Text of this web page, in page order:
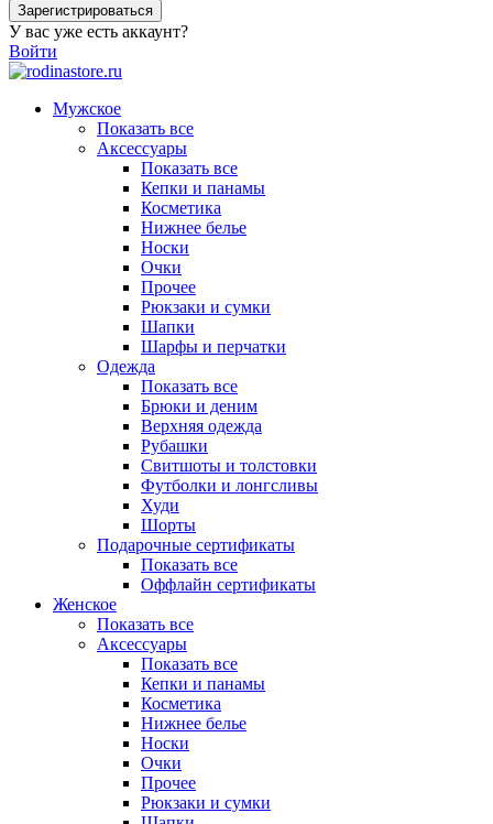
Зарегистрироваться
У вас уже есть аккаунт?
Войти
Мужское
Показать все
Аксессуары
Показать все
Кепки и панамы
Косметика
Нижнее белье
Носки
Очки
Прочее
Рюкзаки и сумки
Шапки
Шарфы и перчатки
Одежда
Показать все
Брюки и деним
Верхняя одежда
Рубашки
Свитшоты и толстовки
Футболки и лонгсливы
Худи
Шорты
Подарочные сертификаты
Показать все
Оффлайн сертификаты
Женское
Показать все
Аксессуары
Показать все
Кепки и панамы
Косметика
Нижнее белье
Носки
Очки
Прочее
Рюкзаки и сумки